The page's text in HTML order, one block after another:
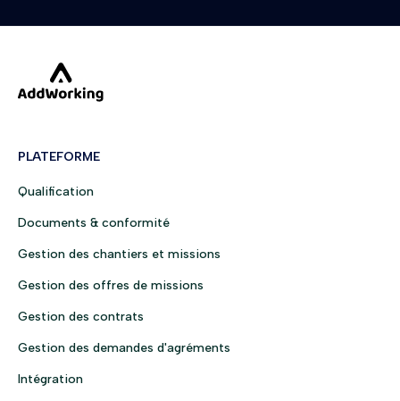
PLATEFORME
Qualification
Documents & conformité
Gestion des chantiers et missions
Gestion des offres de missions
Gestion des contrats
Gestion des demandes d'agréments
Intégration